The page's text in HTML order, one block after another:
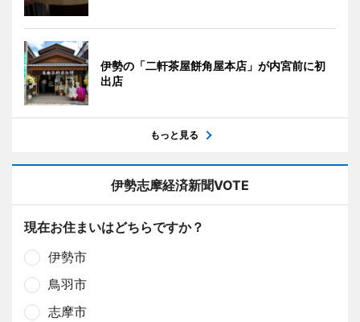
伊勢の「二軒茶屋餅角屋本店」が内宮前に初
出店
もっと見る
伊勢志摩経済新聞VOTE
現在お住まいはどちらですか？
伊勢市
鳥羽市
志摩市